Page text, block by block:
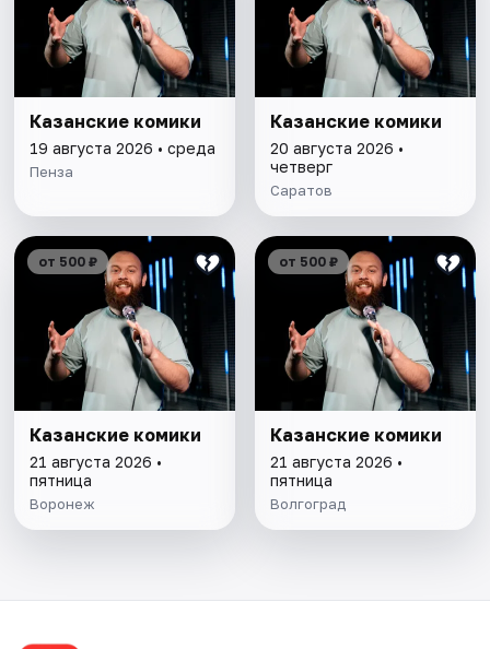
Казанские комики
19 августа 2026 • среда
Пенза
Казанские комики
20 августа 2026 •
четверг
Саратов
от 500 ₽
Казанские комики
21 августа 2026 •
пятница
Воронеж
от 500 ₽
Казанские комики
21 августа 2026 •
пятница
Волгоград